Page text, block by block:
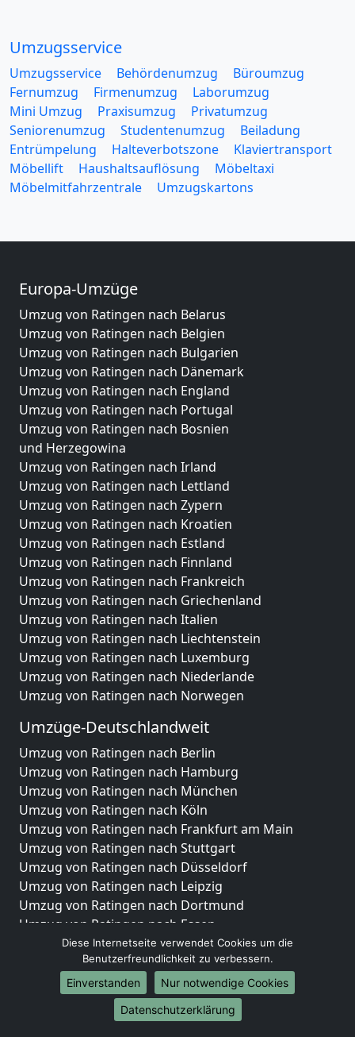
Umzugsservice
Umzugsservice Behördenumzug
Büroumzug
Fernumzug
Firmenumzug
Laborumzug
Mini Umzug
Praxisumzug
Privatumzug
Seniorenumzug
Studentenumzug
Beiladung
Entrümpelung
Halteverbotszone
Klaviertransport
Möbellift
Haushaltsauflösung
Möbeltaxi
Möbelmitfahrzentrale
Umzugskartons
Europa-Umzüge
Umzug von Ratingen nach Belarus
Umzug von Ratingen nach Belgien
Umzug von Ratingen nach Bulgarien
Umzug von Ratingen nach Dänemark
Umzug von Ratingen nach England
Umzug von Ratingen nach Portugal
Umzug von Ratingen nach Bosnien
und Herzegowina
Umzug von Ratingen nach Irland
Umzug von Ratingen nach Lettland
Umzug von Ratingen nach Zypern
Umzug von Ratingen nach Kroatien
Umzug von Ratingen nach Estland
Umzug von Ratingen nach Finnland
Umzug von Ratingen nach Frankreich
Umzug von Ratingen nach Griechenland
Umzug von Ratingen nach Italien
Umzug von Ratingen nach Liechtenstein
Umzug von Ratingen nach Luxemburg
Umzug von Ratingen nach Niederlande
Umzug von Ratingen nach Norwegen
Umzüge-Deutschlandweit
Umzug von Ratingen nach Berlin
Umzug von Ratingen nach Hamburg
Umzug von Ratingen nach München
Umzug von Ratingen nach Köln
Umzug von Ratingen nach Frankfurt am Main
Umzug von Ratingen nach Stuttgart
Umzug von Ratingen nach Düsseldorf
Umzug von Ratingen nach Leipzig
Umzug von Ratingen nach Dortmund
Umzug von Ratingen nach Essen
Umzug von Ratingen nach Bremen
Umzug von Ratingen nach Dresden
Umzug von Ratingen nach Hannover
Umzug von Ratingen nach Nürnberg
Umzug von Ratingen nach Duisburg
Diese Internetseite verwendet Cookies um die
Benutzerfreundlichkeit zu verbessern.
Einverstanden
Nur notwendige Cookies
Datenschutzerklärung